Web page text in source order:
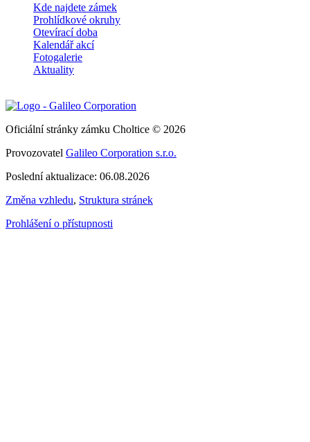
Kde najdete zámek
Prohlídkové okruhy
Otevírací doba
Kalendář akcí
Fotogalerie
Aktuality
Oficiální stránky zámku Choltice © 2026
Provozovatel Galileo Corporation s.r.o.
Poslední aktualizace: 06.08.2026
Změna vzhledu, Struktura stránek
Prohlášení o přístupnosti